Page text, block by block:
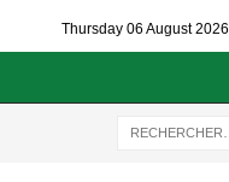
Thursday 06 August 2026